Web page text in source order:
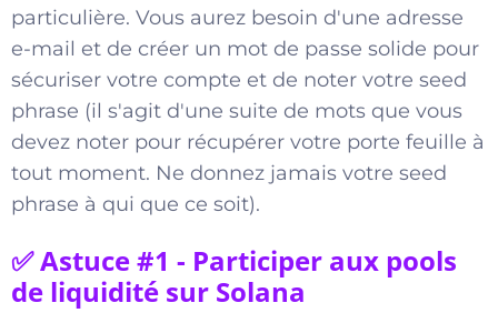
particulière. Vous aurez besoin d'une adresse
e-mail et de créer un mot de passe solide pour
sécuriser votre compte et de noter votre seed
phrase (il s'agit d'une suite de mots que vous
devez noter pour récupérer votre porte feuille à
tout moment. Ne donnez jamais votre seed
phrase à qui que ce soit).
✅ Astuce #1 - Participer aux pools
de liquidité sur Solana